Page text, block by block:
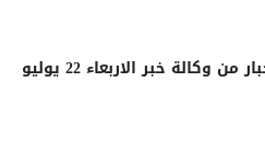
موجز الأخبار من وكالة خبر الاربعاء 22 يوليو